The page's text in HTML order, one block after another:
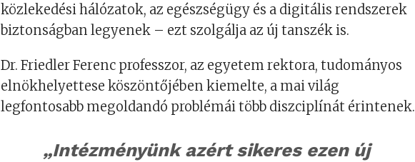
közlekedési hálózatok, az egészségügy és a digitális rendszerek
biztonságban legyenek – ezt szolgálja az új tanszék is.
Dr. Friedler Ferenc professzor, az egyetem rektora, tudományos
elnökhelyettese köszöntőjében kiemelte, a mai világ
legfontosabb megoldandó problémái több diszciplínát érintenek.
„Intézményünk azért sikeres ezen új